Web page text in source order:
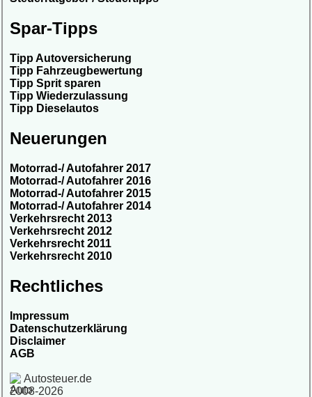
Spar-Tipps
Tipp Autoversicherung
Tipp Fahrzeugbewertung
Tipp Sprit sparen
Tipp Wiederzulassung
Tipp Dieselautos
Neuerungen
Motorrad-/ Autofahrer 2017
Motorrad-/ Autofahrer 2016
Motorrad-/ Autofahrer 2015
Motorrad-/ Autofahrer 2014
Verkehrsrecht 2013
Verkehrsrecht 2012
Verkehrsrecht 2011
Verkehrsrecht 2010
Rechtliches
Impressum
Datenschutzerklärung
Disclaimer
AGB
Autosteuer.de
2008-2026